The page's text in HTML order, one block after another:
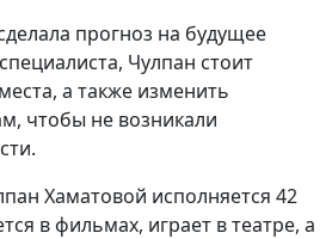
прогноз на будущее
Чулпан стоит
а также изменить
чтобы не возникали
Хаматовой исполняется 42
в фильмах, играет в театре, а